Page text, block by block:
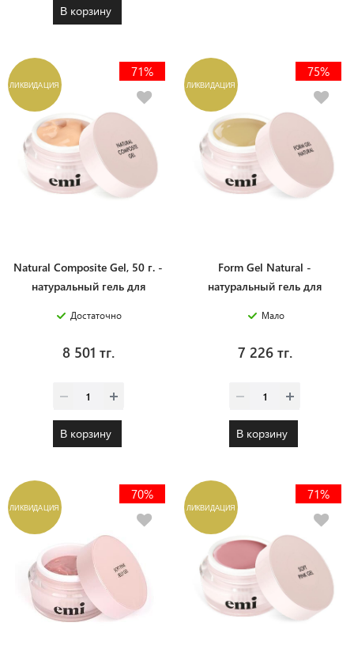
В корзину
ЛИКВИДАЦИЯ
71%
Natural Composite Gel, 50 г. -
натуральный гель для
запечатывания натуральных
Достаточно
8 501 тг.
В корзину
ЛИКВИДАЦИЯ
75%
Form Gel Natural -
натуральный гель для
50 г.
Мало
7 226 тг.
В корзину
ЛИКВИДАЦИЯ
70%
ЛИКВИДАЦИЯ
71%